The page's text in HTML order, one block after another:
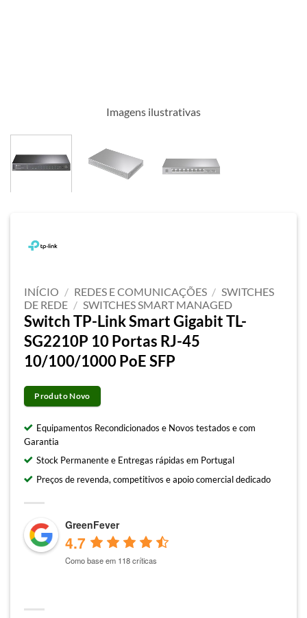
Imagens ilustrativas
INÍCIO / REDES E COMUNICAÇÕES / SWITCHES
DE REDE / SWITCHES SMART MANAGED
Switch TP-Link Smart Gigabit TL-
SG2210P 10 Portas RJ-45
10/100/1000 PoE SFP
Produto Novo
Equipamentos Recondicionados e Novos testados e com
Garantia
Stock Permanente e Entregas rápidas em Portugal
Preços de revenda, competitivos e apoio comercial dedicado
GreenFever
4.7
Como base em 118 críticas